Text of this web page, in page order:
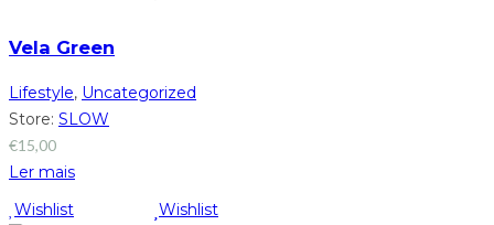
Vela Green
Lifestyle, Uncategorized
Store: SLOW
€15,00
Ler mais
Wishlist
Wishlist